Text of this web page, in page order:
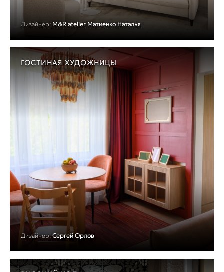
Дизайнер: M&R atelier Матиенко Наталья
ГОСТИНАЯ ХУДОЖНИЦЫ
Дизайнер: Сергей Орлов